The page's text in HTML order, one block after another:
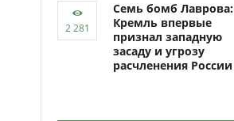
Семь бомб Лаврова:
Кремль впервые
признал западную
засаду и угрозу
расчленения России